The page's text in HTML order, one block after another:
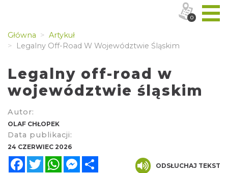
Główna
Artykuł
Legalny Off-Road W Województwie Śląskim
Legalny off-road w
województwie śląskim
Autor:
OLAF CHŁOPEK
Data publikacji:
24 CZERWIEC 2026
FacebookTwitterWhatsAppMessenger
ODSŁUCHAJ TEKST
0